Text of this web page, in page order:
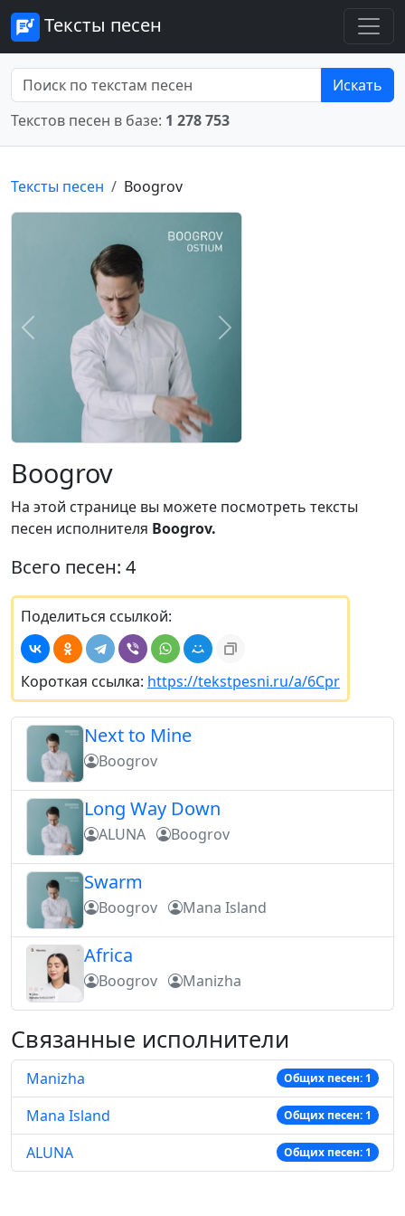
Тексты песен
Искать
Текстов песен в базе: 1 278 753
Тексты песен Boogrov
Предыдущее Следующее
Boogrov
На этой странице вы можете посмотреть тексты
песен исполнителя Boogrov.
Всего песен: 4
Поделиться ссылкой:
Короткая ссылка: https://tekstpesni.ru/a/6Cpr
Next to Mine
Boogrov
Long Way Down
ALUNA Boogrov
Swarm
Boogrov Mana Island
Africa
Boogrov Manizha
Связанные исполнители
Manizha Общих песен: 1
Mana Island Общих песен: 1
ALUNA Общих песен: 1